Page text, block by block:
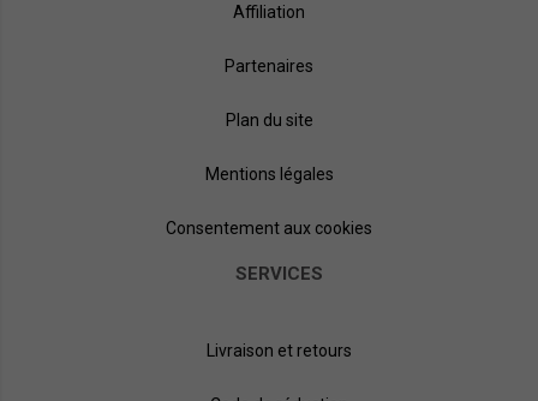
Affiliation
Partenaires
Plan du site
Mentions légales
Consentement aux cookies
SERVICES
Livraison et retours